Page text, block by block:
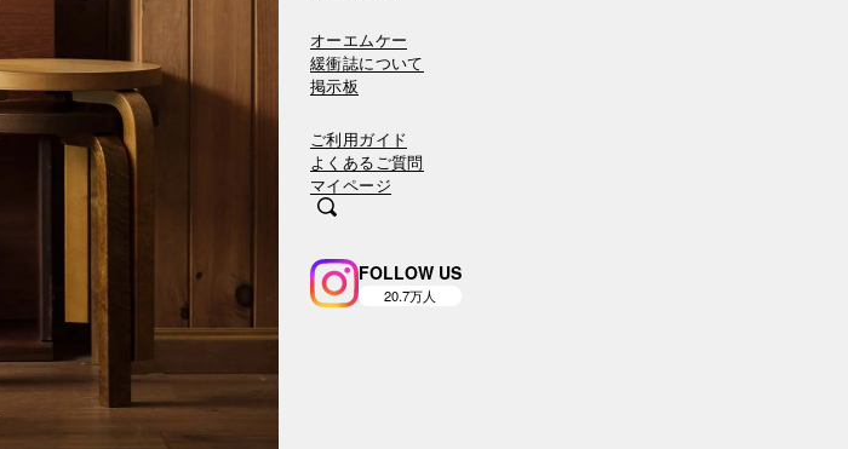
オーエムケー
緩衝誌について
掲示板
ご利用ガイド
よくあるご質問
マイページ
FOLLOW US